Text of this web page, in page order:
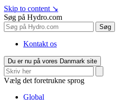
Skip to content ↘
Søg på Hydro.com
Søg
Kontakt os
Du er nu på vores Danmark site
Vælg det foretrukne sprog
Global